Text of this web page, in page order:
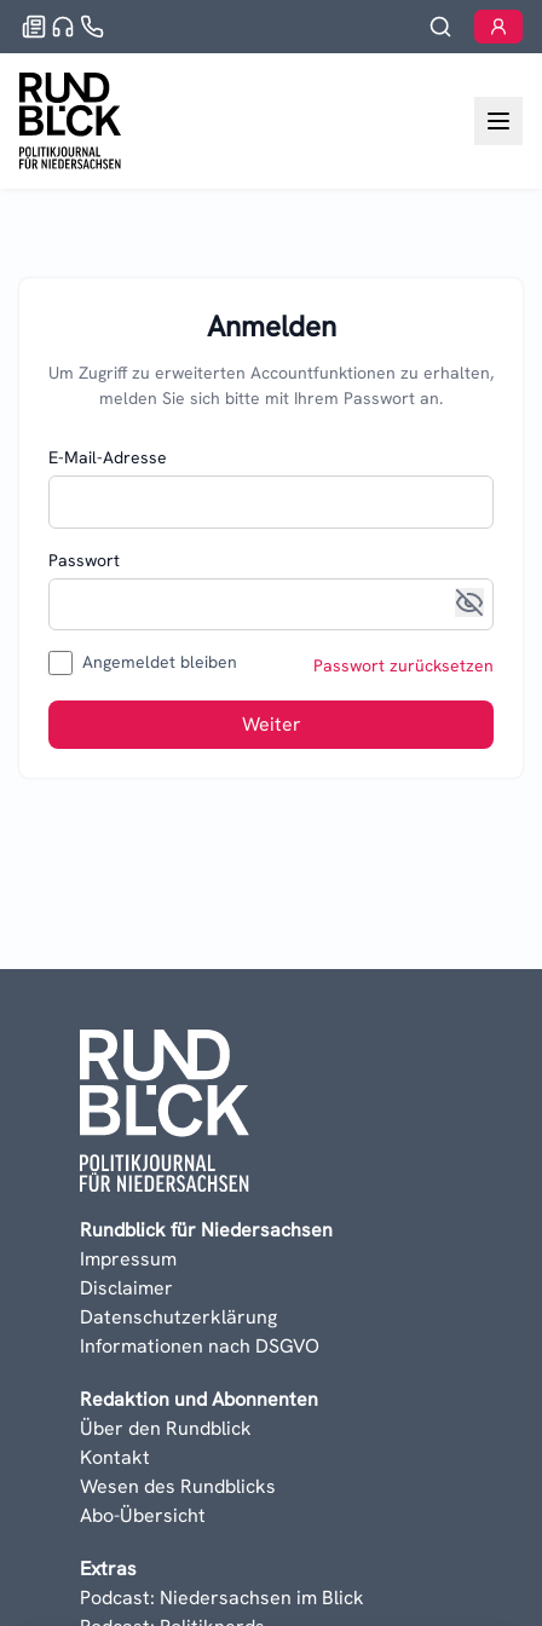
Anmelden
Um Zugriff zu erweiterten Accountfunktionen zu erhalten,
melden Sie sich bitte mit Ihrem Passwort an.
E-Mail-Adresse
Passwort
Angemeldet bleiben Passwort zurücksetzen
Weiter
Rundblick für Niedersachsen
Impressum
Disclaimer
Datenschutzerklärung
Informationen nach DSGVO
Redaktion und Abonnenten
Über den Rundblick
Kontakt
Wesen des Rundblicks
Abo-Übersicht
Extras
Podcast: Niedersachsen im Blick